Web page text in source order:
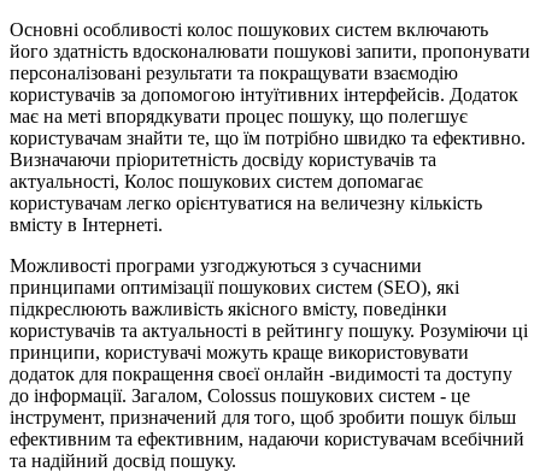
Основні особливості колос пошукових систем включають
його здатність вдосконалювати пошукові запити, пропонувати
персоналізовані результати та покращувати взаємодію
користувачів за допомогою інтуїтивних інтерфейсів. Додаток
має на меті впорядкувати процес пошуку, що полегшує
користувачам знайти те, що їм потрібно швидко та ефективно.
Визначаючи пріоритетність досвіду користувачів та
актуальності, Колос пошукових систем допомагає
користувачам легко орієнтуватися на величезну кількість
вмісту в Інтернеті.
Можливості програми узгоджуються з сучасними
принципами оптимізації пошукових систем (SEO), які
підкреслюють важливість якісного вмісту, поведінки
користувачів та актуальності в рейтингу пошуку. Розуміючи ці
принципи, користувачі можуть краще використовувати
додаток для покращення своєї онлайн -видимості та доступу
до інформації. Загалом, Colossus пошукових систем - це
інструмент, призначений для того, щоб зробити пошук більш
ефективним та ефективним, надаючи користувачам всебічний
та надійний досвід пошуку.